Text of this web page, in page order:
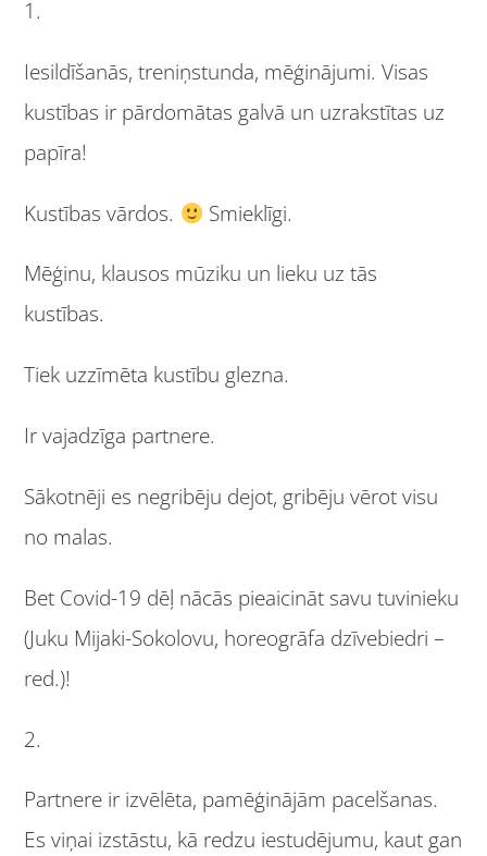
1.
Iesildīšanās, treniņstunda, mēģinājumi. Visas
kustības ir pārdomātas galvā un uzrakstītas uz
papīra!
Kustības vārdos. Smieklīgi.
Mēģinu, klausos mūziku un lieku uz tās
kustības.
Tiek uzzīmēta kustību glezna.
Ir vajadzīga partnere.
Sākotnēji es negribēju dejot, gribēju vērot visu
no malas.
Bet Covid-19 dēļ nācās pieaicināt savu tuvinieku
(Juku Mijaki-Sokolovu, horeogrāfa dzīvebiedri –
red.)!
2.
Partnere ir izvēlēta, pamēģinājām pacelšanas.
Es viņai izstāstu, kā redzu iestudējumu, kaut gan